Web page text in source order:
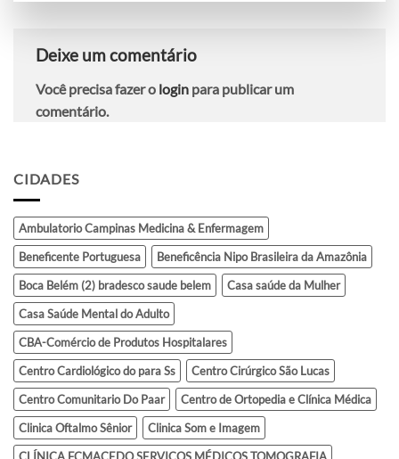
Deixe um comentário
Você precisa fazer o login para publicar um
comentário.
CIDADES
Ambulatorio Campinas Medicina & Enfermagem
Beneficente Portuguesa
Beneficência Nipo Brasileira da Amazônia
Boca Belém (2) bradesco saude belem
Casa saúde da Mulher
Casa Saúde Mental do Adulto
CBA-Comércio de Produtos Hospitalares
Centro Cardiológico do para Ss
Centro Cirúrgico São Lucas
Centro Comunitario Do Paar
Centro de Ortopedia e Clínica Médica
Clinica Oftalmo Sênior
Clinica Som e Imagem